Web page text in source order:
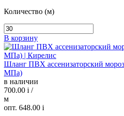
Количество (м)
В корзину
Шланг ПВХ ассенизаторский
МПа)
в наличии
700.00 i /
м
опт. 648.00 i